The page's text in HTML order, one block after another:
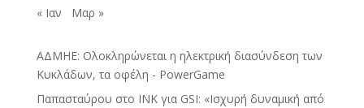
« Ιαν
Μαρ »
ΑΔΜΗΕ: Ολοκληρώνεται η ηλεκτρική διασύνδεση των
Κυκλάδων, τα οφέλη - PowerGame
Παπασταύρου στο INK για GSI: «Ισχυρή δυναμική από